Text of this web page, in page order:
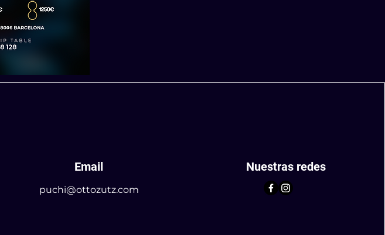
Email
puchi@ottozutz.com
Nuestras redes